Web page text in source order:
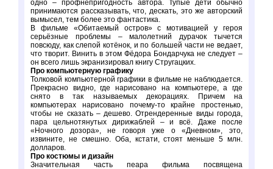
одно – профнепригодность автора. Тупые дети обычно
принимаются рассказывать, что, дескать, это же авторский
вымысел, тем более это фантастика.
В фильме «Обитаемый остров» с мотивацией у героя
серьёзные проблемы – малолетний дурачок тычется
повсюду, как слепой котёнок, и по большей части не ведает,
что творит. Винить в этом Фёдора Бондарчука не следует –
он всего лишь экранизировал книгу Стругацких.
Про компьютерную графику
Толковой компьютерной графики в фильме не наблюдается.
Прекрасно видно, где нарисовано на компьютере, а где
снято в так называемых декорациях. Причем на
компьютерах нарисовано почему-то крайне простенько,
чтобы не сказать – дешево. Отрендеренные виды города,
пара цельнотянутых дирижаблей – и всё. Даже после
«Ночного дозора», не говоря уже о «Дневном», это,
извините, не смешно. Оба, кстати, стоят меньше 5 млн.
долларов.
Про костюмы и дизайн
Значительная часть пеара фильма посвящена